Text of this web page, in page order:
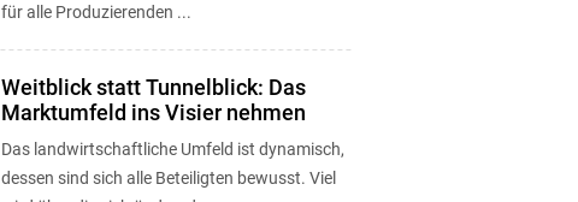
für alle Produzierenden ...
Weitblick statt Tunnelblick: Das
Marktumfeld ins Visier nehmen
Das landwirtschaftliche Umfeld ist dynamisch,
dessen sind sich alle Beteiligten bewusst. Viel